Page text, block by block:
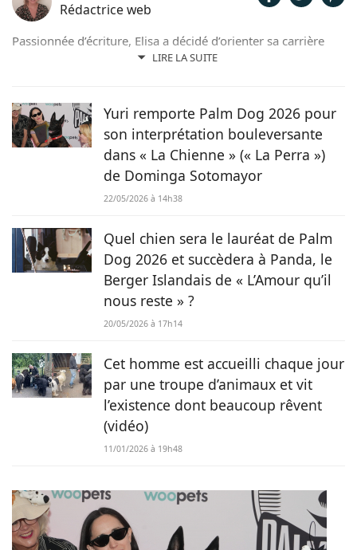
Rédactrice web
LIRE LA SUITE
Passionnée d’écriture, Elisa a décidé d’orienter sa carrière
professionnelle dans l’univers de la rédaction. Trouvant son
tout naturellement qu’elle prête sa plume à Chien.fr pour
vivre de ses deux passions.
Yuri remporte Palm Dog 2026 pour
son interprétation bouleversante
dans « La Chienne » (« La Perra »)
de Dominga Sotomayor
22/05/2026 à 14h38
Quel chien sera le lauréat de Palm
Dog 2026 et succèdera à Panda, le
Berger Islandais de « L’Amour qu’il
nous reste » ?
20/05/2026 à 17h14
Cet homme est accueilli chaque jour
par une troupe d’animaux et vit
l’existence dont beaucoup rêvent
(vidéo)
11/01/2026 à 19h48